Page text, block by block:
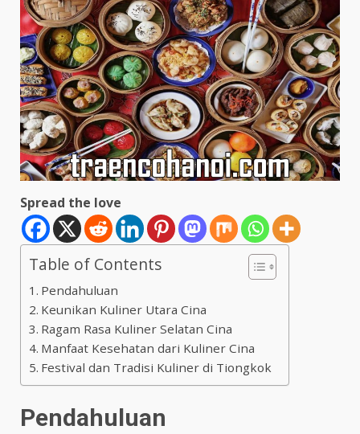
Spread the love
Table of Contents
Pendahuluan
Keunikan Kuliner Utara Cina
Ragam Rasa Kuliner Selatan Cina
Manfaat Kesehatan dari Kuliner Cina
Festival dan Tradisi Kuliner di Tiongkok
Pendahuluan